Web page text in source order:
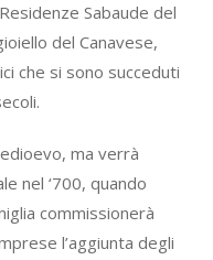
Sabaude del
del Canavese,
che si sono succeduti
ma verrà
nel ‘700, quando
commissionerà
l’aggiunta degli